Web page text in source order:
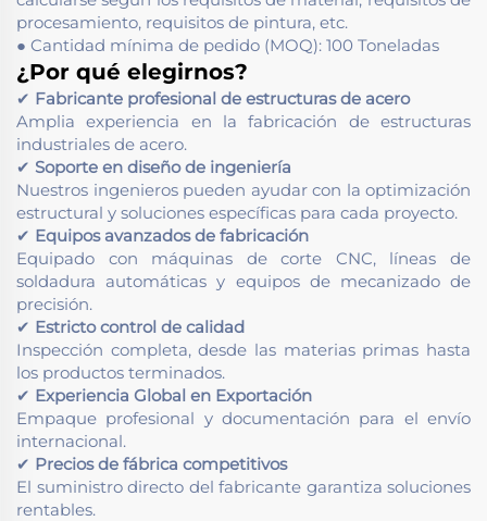
procesamiento, requisitos de pintura, etc.
● Cantidad mínima de pedido (MOQ): 100 Toneladas
¿Por qué elegirnos?
✔ Fabricante profesional de estructuras de acero
Amplia experiencia en la fabricación de estructuras
industriales de acero.
✔ Soporte en diseño de ingeniería
Nuestros ingenieros pueden ayudar con la optimización
estructural y soluciones específicas para cada proyecto.
✔ Equipos avanzados de fabricación
Equipado con máquinas de corte CNC, líneas de
soldadura automáticas y equipos de mecanizado de
precisión.
✔ Estricto control de calidad
Inspección completa, desde las materias primas hasta
los productos terminados.
✔ Experiencia Global en Exportación
Empaque profesional y documentación para el envío
internacional.
✔ Precios de fábrica competitivos
El suministro directo del fabricante garantiza soluciones
rentables.